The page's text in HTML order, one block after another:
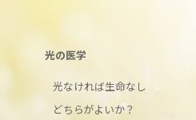
光の医学
光なければ生命なし
どちらがよいか？